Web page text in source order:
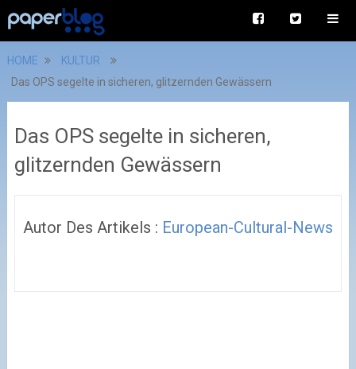
HOME
KULTUR
Das OPS segelte in sicheren, glitzernden Gewässern
Das OPS segelte in sicheren,
glitzernden Gewässern
Autor Des Artikels : European-Cultural-News